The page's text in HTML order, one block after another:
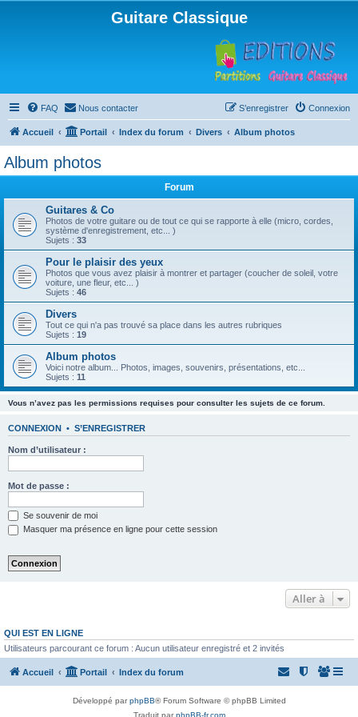
Guitare Classique
FAQ Nous contacter Connexion
S’enregistrer
Accueil Portail Index du forum Divers Album photos
Album photos
Forum
Guitares & Co
Photos de votre guitare ou de tout ce qui se rapporte à elle (micro, cordes,
système d'enregistrement, etc... )
Sujets : 33
Pour le plaisir des yeux
Photos que vous avez plaisir à montrer et partager (coucher de soleil, votre
voiture, une fleur, etc... )
Sujets : 46
Divers
Tout ce qui n'a pas trouvé sa place dans les autres rubriques
Sujets : 19
Album photos
Voici notre album... Photos, images, souvenirs, présentations, etc...
Sujets : 11
Vous n’avez pas les permissions requises pour consulter les sujets de ce forum.
CONNEXION • S’ENREGISTRER
Nom d’utilisateur :
Mot de passe :
Se souvenir de moi
Masquer ma présence en ligne pour cette session
Aller à
QUI EST EN LIGNE
Utilisateurs parcourant ce forum : Aucun utilisateur enregistré et 2 invités
Accueil Portail Index du forum
Développé parphpBB® Forum Software © phpBB Limited
Traduit parphpBB-fr.com